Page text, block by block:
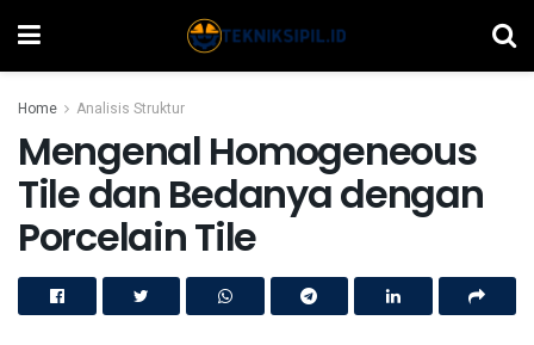
Home Analisis Struktur
Mengenal Homogeneous
Tile dan Bedanya dengan
Porcelain Tile